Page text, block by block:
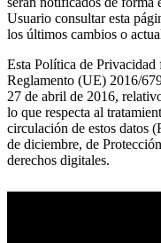
Usuario consultar esta
los últimos cambios o
Esta Política de Privacidad
Reglamento (UE) 2016/
27 de abril de 2016,
lo que respecta al
circulación de estos datos
de diciembre, de
derechos digitales.